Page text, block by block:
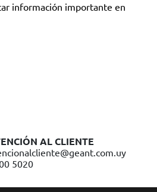
información importante en
AL CLIENTE
5020